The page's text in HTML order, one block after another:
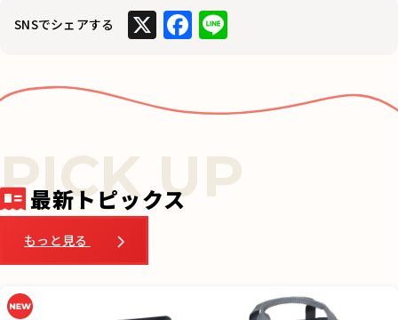
SNSでシェアする X F
e
o
o
Li
最新トピックス
もっと見る